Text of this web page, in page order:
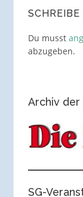
Du musst
abzugeben.
Archiv der
SG-